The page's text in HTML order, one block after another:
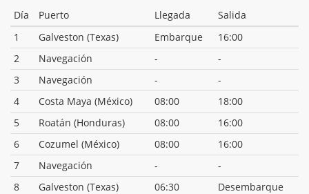
Día Puerto Llegada
Salida
1
Galveston (Texas) Embarque
16:00
2
Navegación -
-
3
Navegación -
-
4
Costa Maya (México) 08:00
18:00
5
Roatán (Honduras) 08:00
16:00
6
Cozumel (México) 08:00
16:00
7
Navegación -
-
8
Galveston (Texas) 06:30 Desembarque